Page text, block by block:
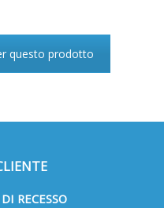
questo prodotto
RECESSO